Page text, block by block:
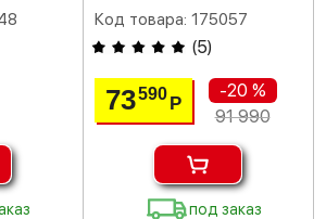
Код товара: 175057
(5)
73590 Р
-20 %
91 990
под заказ